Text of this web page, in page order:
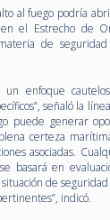
al fuego podría
el Estrecho de
de
un enfoque
señaló la
puede generar
certeza
asociadas.
basará en
de
indicó.